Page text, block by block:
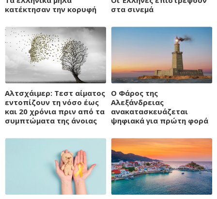
κατέκτησαν την κορυφή
στα σινεμά
Αλτσχάιμερ: Τεστ αίματος
εντοπίζουν τη νόσο έως
και 20 χρόνια πριν από τα
συμπτώματα της άνοιας
Ο Φάρος της
Αλεξάνδρειας
ανακατασκευάζεται
ψηφιακά για πρώτη φορά